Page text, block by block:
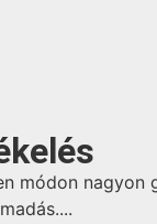
módon